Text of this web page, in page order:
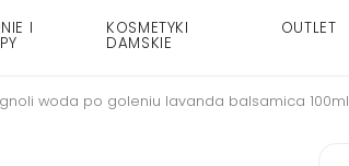
I KOSMETYKI
DAMSKIE
OUTLET
woda po goleniu lavanda balsamica 100ml